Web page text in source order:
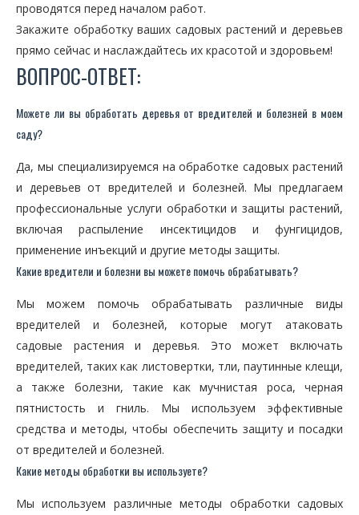
проводятся перед началом работ.
Закажите обработку ваших садовых растений и деревьев
прямо сейчас и наслаждайтесь их красотой и здоровьем!
ВОПРОС-ОТВЕТ:
Можете ли вы обработать деревья от вредителей и болезней в моем
саду?
Да, мы специализируемся на обработке садовых растений
и деревьев от вредителей и болезней. Мы предлагаем
профессиональные услуги обработки и защиты растений,
включая распыление инсектицидов и фунгицидов,
применение инъекций и другие методы защиты.
Какие вредители и болезни вы можете помочь обрабатывать?
Мы можем помочь обрабатывать различные виды
вредителей и болезней, которые могут атаковать
садовые растения и деревья. Это может включать
вредителей, таких как листовертки, тли, паутинные клещи,
а также болезни, такие как мучнистая роса, черная
пятнистость и гниль. Мы используем эффективные
средства и методы, чтобы обеспечить защиту и посадки
от вредителей и болезней.
Какие методы обработки вы используете?
Мы используем различные методы обработки садовых